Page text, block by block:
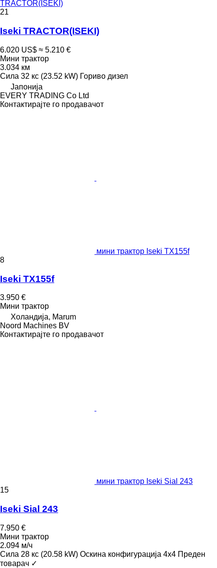
TRACTOR(ISEKI)
21
Iseki TRACTOR(ISEKI)
6.020 US$ ≈ 5.210 €
Мини трактор
3.034 км
Сила 32 кс (23.52 kW) Гориво дизел
Јапонија
EVERY TRADING Co Ltd
Контактирајте го продавачот
мини трактор Iseki TX155f
8
Iseki TX155f
3.950 €
Мини трактор
Холандија, Marum
Noord Machines BV
Контактирајте го продавачот
мини трактор Iseki Sial 243
15
Iseki Sial 243
7.950 €
Мини трактор
2.094 м/ч
Сила 28 кс (20.58 kW) Оскина конфигурација 4x4 Преден
товарач ✓